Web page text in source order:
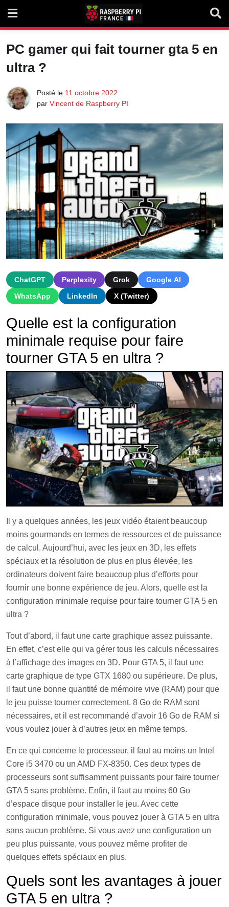
content
PC gamer qui fait tourner gta 5 en
ultra ?
Posté le 11 octobre 2022
par Vincent de Raspberry PI
ChatGPT Perplexity Grok
Google AI
WhatsApp
LinkedIn X (Twitter)
Quelle est la configuration
minimale requise pour faire
tourner GTA 5 en ultra ?
Il y a quelques années, les jeux vidéo étaient beaucoup
moins gourmands en termes de ressources et de puissance
de calcul. Aujourd’hui, avec les jeux en 3D, les effets
spéciaux et la résolution de plus en plus élevée, les
ordinateurs doivent faire beaucoup plus d’efforts pour
fournir une bonne expérience de jeu. Alors, quelle est la
configuration minimale requise pour faire tourner GTA 5 en
ultra ?
Tout d’abord, il faut une carte graphique assez puissante.
En effet, c’est elle qui va gérer tous les calculs nécessaires
à l’affichage des images en 3D. Pour GTA 5, il faut une
carte graphique de type GTX 1680 ou supérieure. De plus,
il faut une bonne quantité de mémoire vive (RAM) pour que
le jeu puisse tourner correctement. 8 Go de RAM sont
nécessaires, et il est recommandé d’avoir 16 Go de RAM si
vous voulez jouer à d’autres jeux en même temps.
En ce qui concerne le processeur, il faut au moins un Intel
Core i5 3470 ou un AMD FX-8350. Ces deux types de
processeurs sont suffisamment puissants pour faire tourner
GTA 5 sans problème. Enfin, il faut au moins 60 Go
d’espace disque pour installer le jeu. Avec cette
configuration minimale, vous pouvez jouer à GTA 5 en ultra
sans aucun problème. Si vous avez une configuration un
peu plus puissante, vous pouvez même profiter de
quelques effets spéciaux en plus.
Quels sont les avantages à jouer
GTA 5 en ultra ?